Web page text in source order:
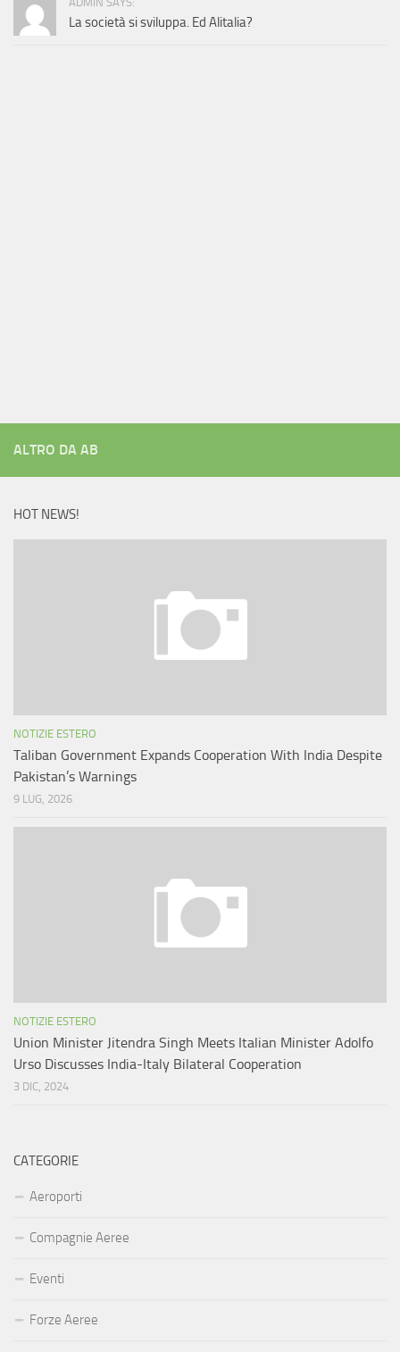
La società si sviluppa. Ed Alitalia?
ALTRO DA AB
HOT NEWS!
NOTIZIE ESTERO
Taliban Government Expands Cooperation With India Despite
Pakistan’s Warnings
9 LUG, 2026
NOTIZIE ESTERO
Union Minister Jitendra Singh Meets Italian Minister Adolfo
Urso Discusses India-Italy Bilateral Cooperation
3 DIC, 2024
CATEGORIE
Aeroporti
Compagnie Aeree
Eventi
Forze Aeree